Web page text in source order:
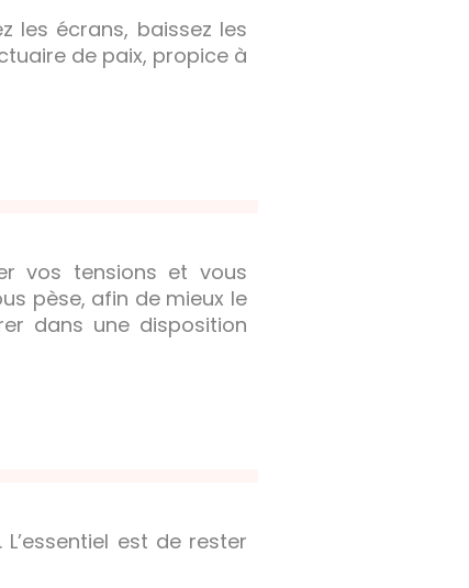
les écrans, baissez les
de paix, propice à
vos tensions et vous
pèse, afin de mieux le
dans une disposition
est de rester